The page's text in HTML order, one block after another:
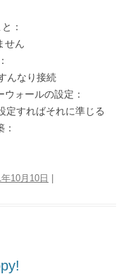
：
せん
んなり接続
ォールの設定：
すればそれに準じる
10月10日